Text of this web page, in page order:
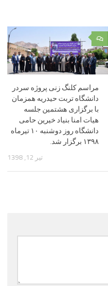
۰
مراسم کلنگ زنی پروژه سردر
دانشگاه تربت حیدریه همزمان
با برگزاری هشتمین جلسه
هیات امنا بنیاد خیرین حامی
دانشگاه روز دوشنبه ۱۰ تیرماه
۱۳۹۸ برگزار شد.
تیر 12, 1398